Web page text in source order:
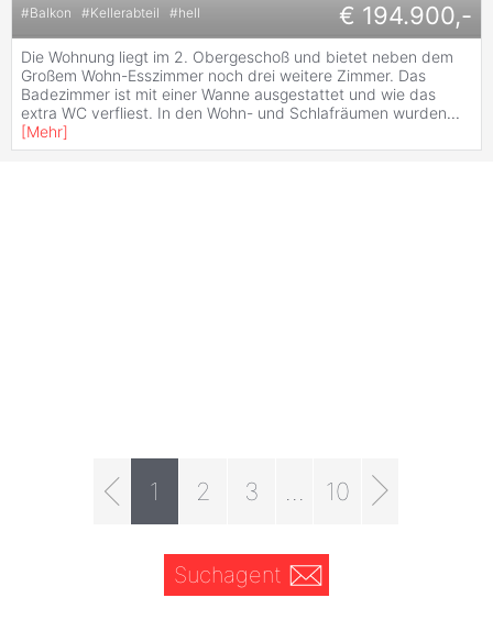
#Balkon #Kellerabteil #hell € 194.900,-
Die Wohnung liegt im 2. Obergeschoß und bietet neben dem
Großem Wohn-Esszimmer noch drei weitere Zimmer. Das
Badezimmer ist mit einer Wanne ausgestattet und wie das
extra WC verfliest. In den Wohn- und Schlafräumen wurden...
[Mehr]
1 2 3 10
Suchagent